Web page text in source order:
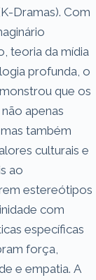
Dramas). Com
teoria da mídia
profunda, o
que os
apenas
também
culturais e
ao
estereótipos
com
específicas
força,
e empatia. A